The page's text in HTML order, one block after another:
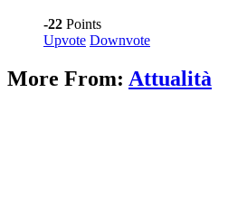
-22 Points
Upvote Downvote
More From: Attualità